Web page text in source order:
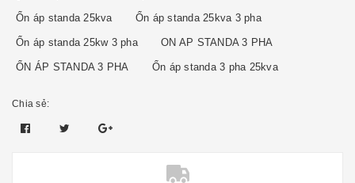
Ổn áp standa 25kva Ổn áp standa 25kva 3 pha
Ổn áp standa 25kw 3 pha ON AP STANDA 3 PHA
ỔN ÁP STANDA 3 PHA Ổn áp standa 3 pha 25kva
Chia sẻ: